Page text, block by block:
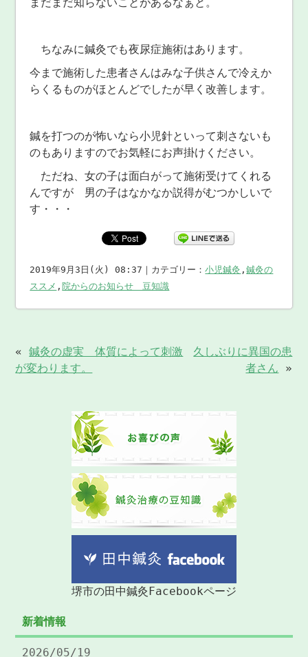
ちなみに鍼灸でも夜尿症施術はあります。
今まで施術した患者さんはみな子供さんで冷えか
らくるものがほとんどでしたが早く改善します。
鍼を打つのが怖いなら小児針といって刺さないも
のもありますのでお気軽にお声掛けください。
ただね、女の子は面白がって施術受けてくれる
んですが 男の子はなかなか説得がむつかしいで
す・・・
2019年9月3日(火) 08:37｜カテゴリー：小児鍼灸 ,鍼灸の
ススメ , 院からのお知らせ 豆知識
«鍼灸の虚実 体質によって刺激
が変わります。
久しぶりに異国の患
者さん »
堺市の田中鍼灸Facebookページ
新着情報
2026/05/19